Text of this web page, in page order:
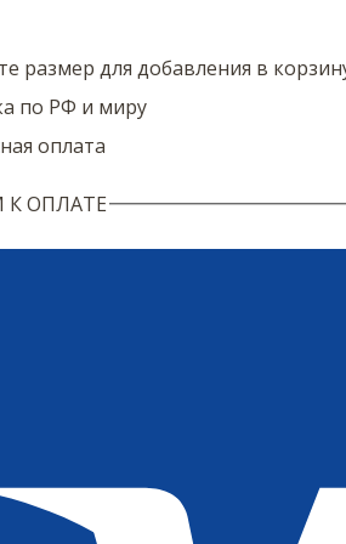
размер для добавления в
по РФ и миру
оплата
ОПЛАТЕ